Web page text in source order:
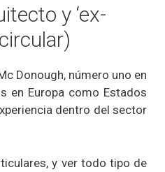
y ‘ex-
Donough, número uno en
en Europa como Estados
dentro del sector
y ver todo tipo de